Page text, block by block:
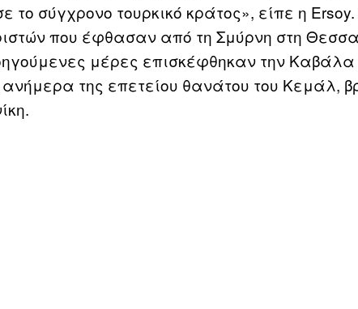
το σύγχρονο τουρκικό κράτος», είπε η Ersoy
που έφθασαν από τη Σμύρνη στη
μέρες επισκέφθηκαν την Καβάλα
της επετείου θανάτου του Κεμάλ,